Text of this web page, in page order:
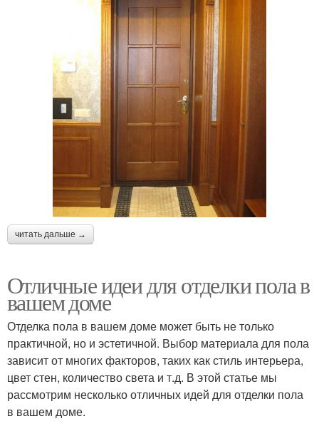
читать дальше →
Отличные идеи для отделки пола в
вашем доме
Отделка пола в вашем доме может быть не только
практичной, но и эстетичной. Выбор материала для пола
зависит от многих факторов, таких как стиль интерьера,
цвет стен, количество света и т.д. В этой статье мы
рассмотрим несколько отличных идей для отделки пола
в вашем доме.